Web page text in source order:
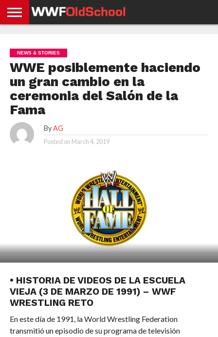
NEWS
NEWS
NEWS
BOXING
NEWS
SCHOOL
STORIES
APP
US
POLICY &
GDPR
NEWS & STORIES
WWE posiblemente haciendo
un gran cambio en la
ceremonia del Salón de la
Fama
By AG
Posted on March 4, 2019
• HISTORIA DE VIDEOS DE LA ESCUELA
VIEJA (3 DE MARZO DE 1991) – WWF
WRESTLING RETO
En este día de 1991, la World Wrestling Federation
transmitió un episodio de su programa de televisión